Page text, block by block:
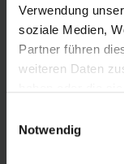
Verwendung
soziale Medien,
Partner führen
weiteren Daten
Notwendig
ALLTERRAIN-
Schotter und
Gelände.